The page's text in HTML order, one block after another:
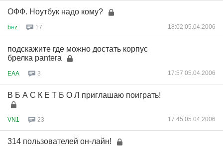
ОФФ. Ноутбук надо кому?
bеz 17 18:02 05.04.2006
подскажите где можно достать корпус
брелка pantera
EAA 3 17:57 05.04.2006
В Б А С К Е Т Б О Л приглашаю поиграть!
VN1 23 17:45 05.04.2006
314 пользователей он-лайн!